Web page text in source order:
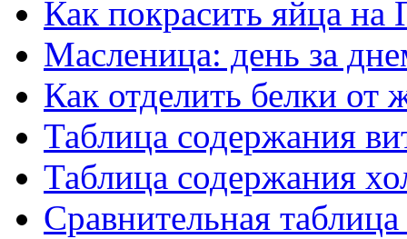
Как покрасить яйца на
Масленица: день за
Как отделить белки от
Таблица содержания
Таблица содержания
Сравнительная